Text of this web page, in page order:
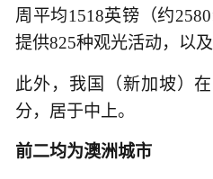
周平均1518英镑（约
提供825种观光活动，以
此外，我国（新加坡）
分，居于中上。
前二均为澳洲城市